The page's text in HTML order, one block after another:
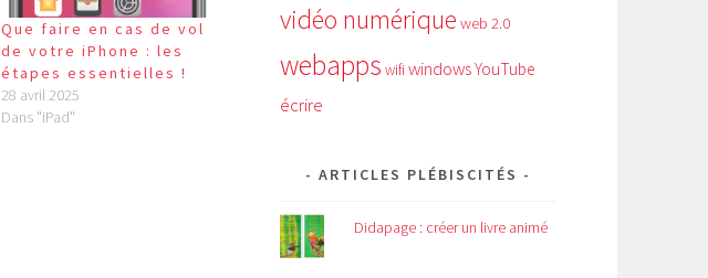
Que faire en cas de vol
de votre iPhone : les
étapes essentielles !
28 avril 2025
Dans "iPad"
vidéo numérique web 2.0
webapps wifi windowsYouTube
écrire
ARTICLES PLÉBISCITÉS
Didapage : créer un livre animé